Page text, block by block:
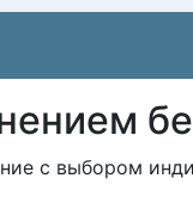
с выбором